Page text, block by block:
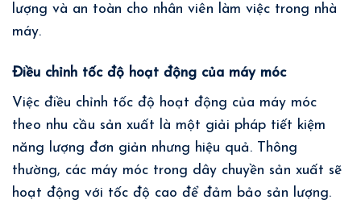
lượng và an toàn cho nhân viên làm việc trong nhà
máy.
Điều chỉnh tốc độ hoạt động của máy móc
Việc điều chỉnh tốc độ hoạt động của máy móc
theo nhu cầu sản xuất là một giải pháp tiết kiệm
năng lượng đơn giản nhưng hiệu quả. Thông
thường, các máy móc trong dây chuyền sản xuất sẽ
hoạt động với tốc độ cao để đảm bảo sản lượng.